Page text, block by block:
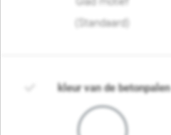
(Standaard)
kleur van de betonpalen